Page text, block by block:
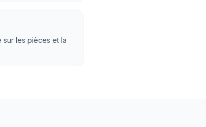
sur les pièces et la